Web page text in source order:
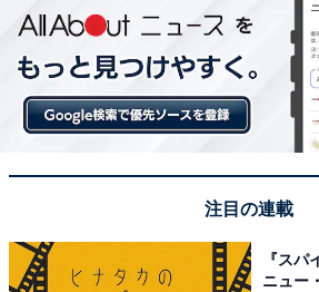
注目の連載
『スパ
ニュー